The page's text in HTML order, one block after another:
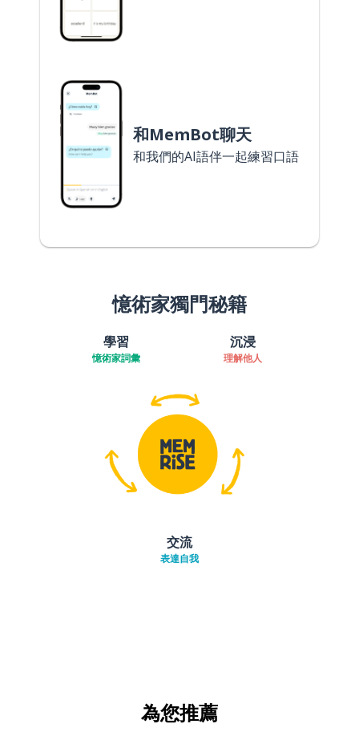
和MemBot聊天
和我們的AI語伴一起練習口語
憶術家獨門秘籍
學習
憶術家詞彙
沉浸
理解他人
交流
表達自我
為您推薦